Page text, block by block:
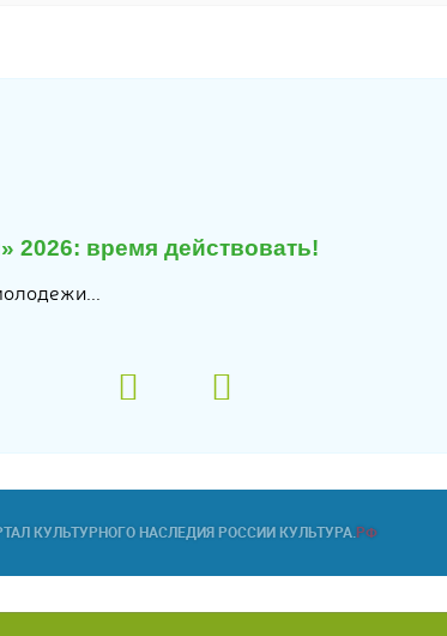
2026: время действовать!